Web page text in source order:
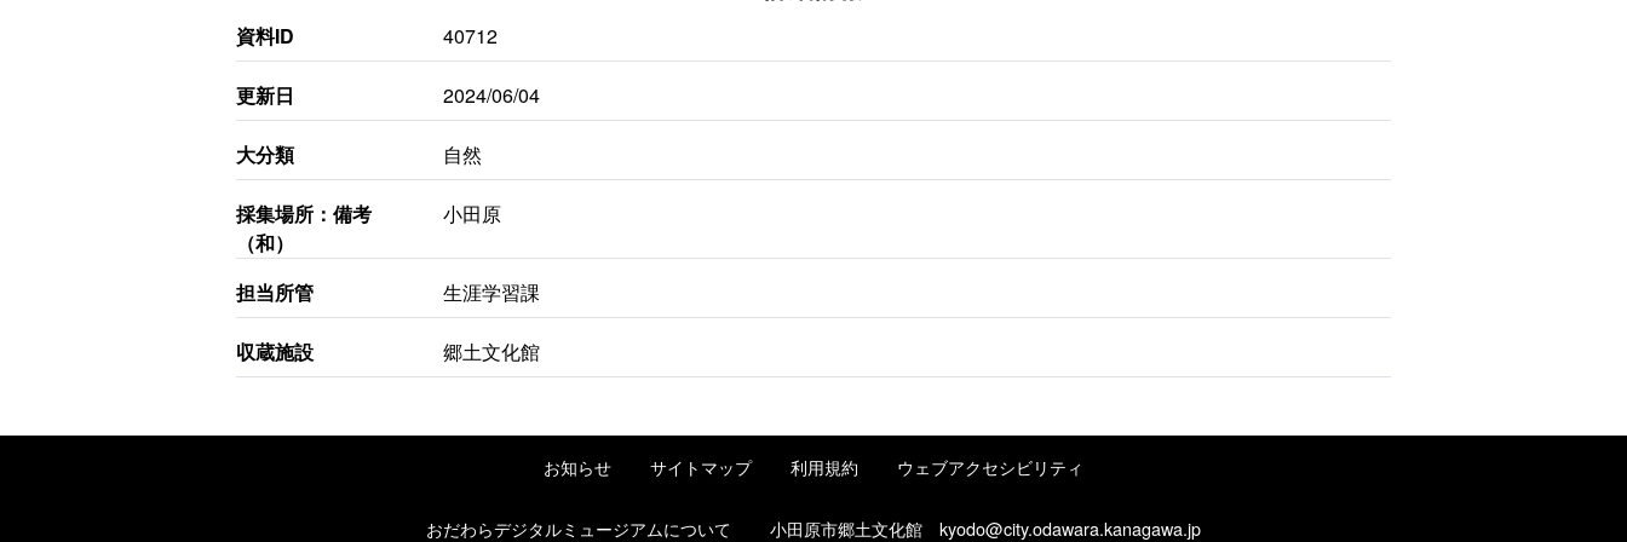
資料ID 40712
更新日 2024/06/04
大分類 自然
採集場所：備考
（和）
小田原
担当所管 生涯学習課
収蔵施設 郷土文化館
お知らせ サイトマップ 利用規約 ウェブアクセシビリティ
おだわらデジタルミュージアムについて 小田原市郷土文化館 kyodo@city.odawara.kanagawa.jp